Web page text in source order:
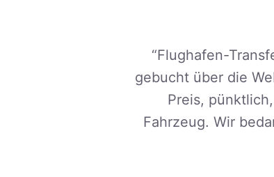
“Flughafen-
gebucht über die
Preis,
Fahrzeug. Wir